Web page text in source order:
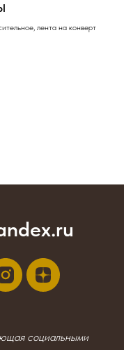
лента на конверт
социальными